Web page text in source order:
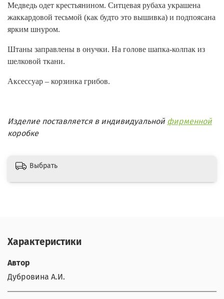
Медведь одет крестьянином. Ситцевая рубаха украшена
жаккардовой тесьмой (как будто это вышивка) и подпоясана
ярким шнуром.
Штаны заправлены в онучки. На голове шапка-колпак из
шелковой ткани.
Аксессуар – корзинка грибов.
Изделие поставляется в индивидуальной фирменной
коробке
Выбрать
Характеристики
Автор
Дубровина А.И.